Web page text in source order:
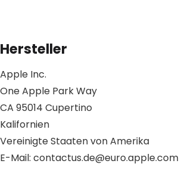
Hersteller
Apple Inc.
One Apple Park Way
CA 95014 Cupertino
Kalifornien
Vereinigte Staaten von Amerika
E-Mail: contactus.de@euro.apple.com